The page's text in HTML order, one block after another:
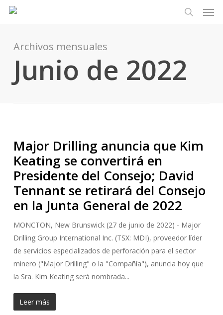
principalArchivos mensuales
Junio de 2022
Major Drilling anuncia que Kim
Keating se convertirá en
Presidente del Consejo; David
Tennant se retirará del Consejo
en la Junta General de 2022
MONCTON, New Brunswick (27 de junio de 2022) - Major
Drilling Group International Inc. (TSX: MDI), proveedor líder
de servicios especializados de perforación para el sector
minero ("Major Drilling" o la "Compañía"), anuncia hoy que
la Sra. Kim Keating será nombrada...
Leer más